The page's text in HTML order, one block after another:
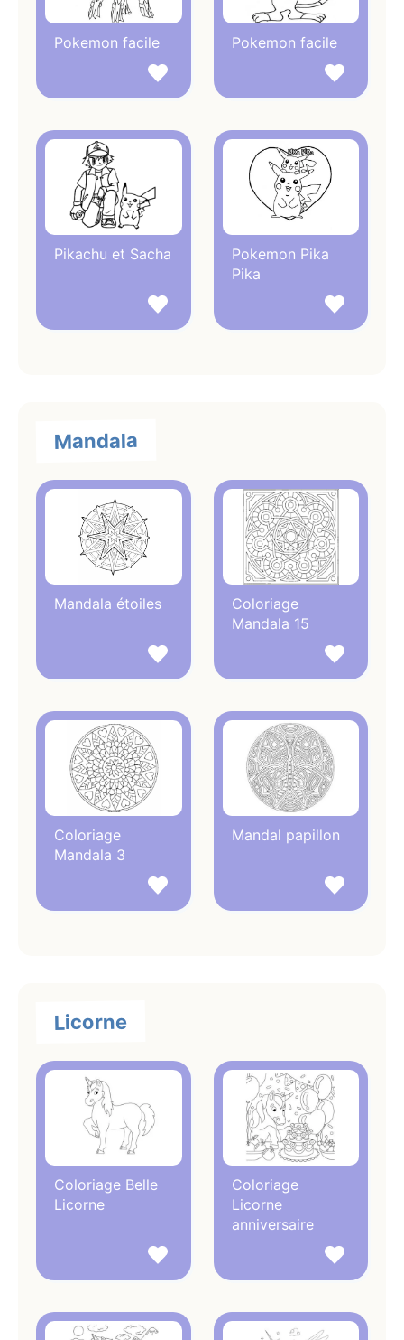
Pokemon facile Pokemon facile
Pikachu et Sacha
Pokemon Pika
Pika
Mandala
Mandala étoiles
Coloriage
Mandala 15
Coloriage
Mandala 3
Mandal papillon
Licorne
Coloriage Belle
Licorne
Coloriage
Licorne
anniversaire